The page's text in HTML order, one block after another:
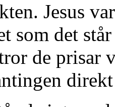
Jesus
som det
de prisar